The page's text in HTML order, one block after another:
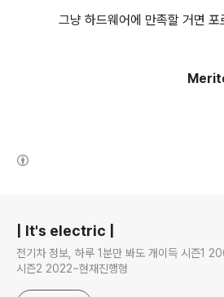
그냥 하드웨어에 만족할 거면 포
| It's electric |
전기차 정보, 하루 1분만 봐도 개이득 시즌1
시즌2 2022~현재진행형